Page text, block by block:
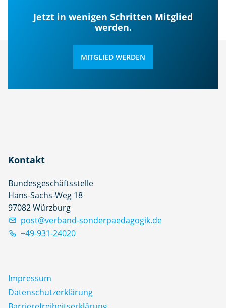
Jetzt in wenigen Schritten Mitglied
werden.
MITGLIED WERDEN
Kontakt
Bundesgeschäftsstelle
Hans-Sachs-Weg 18
97082 Würzburg
post@verband-sonderpaedagogik.de
+49-931-24020
Impressum
Datenschutz­erklärung